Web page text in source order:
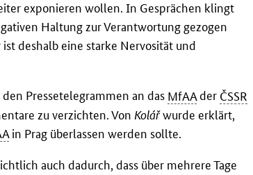
exponieren wollen. In Gesprächen klingt
Haltung zur Verantwortung gezogen
deshalb eine starke Nervosität und
Pressetelegrammen an das MfAAder ČSSR
zu verzichten. Von Kolářwurde erklärt,
in Prag überlassen werden sollte.
auch dadurch, dass über mehrere Tage